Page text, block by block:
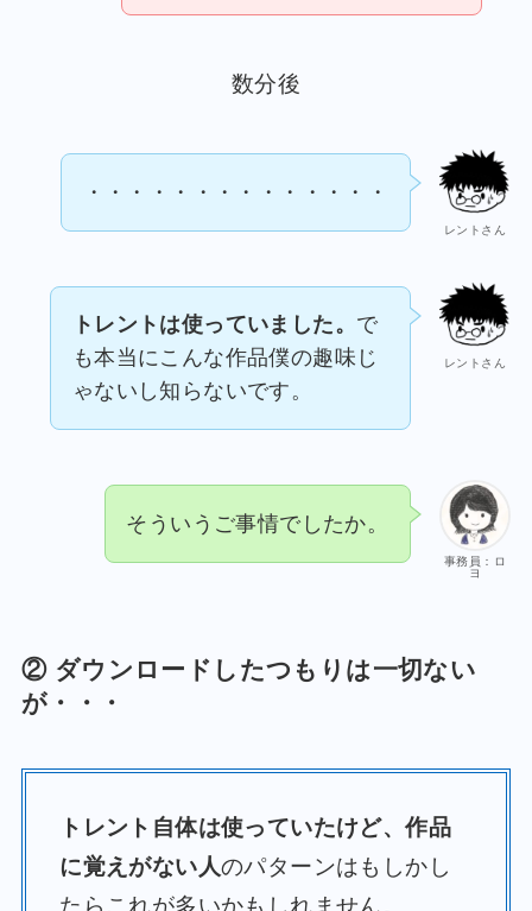
数分後
レントさん
・・・・・・・・・・・・・・
レントさん
トレントは使っていました。 で
も本当にこんな作品僕の趣味じ
ゃないし知らないです。
事務員：ロ
ヨ
そういうご事情でしたか。
② ダウンロードしたつもりは一切ない
が・・・
トレント自体は使っていたけど、作品
に覚えがない人のパターンはもしかし
たらこれが多いかもしれません。